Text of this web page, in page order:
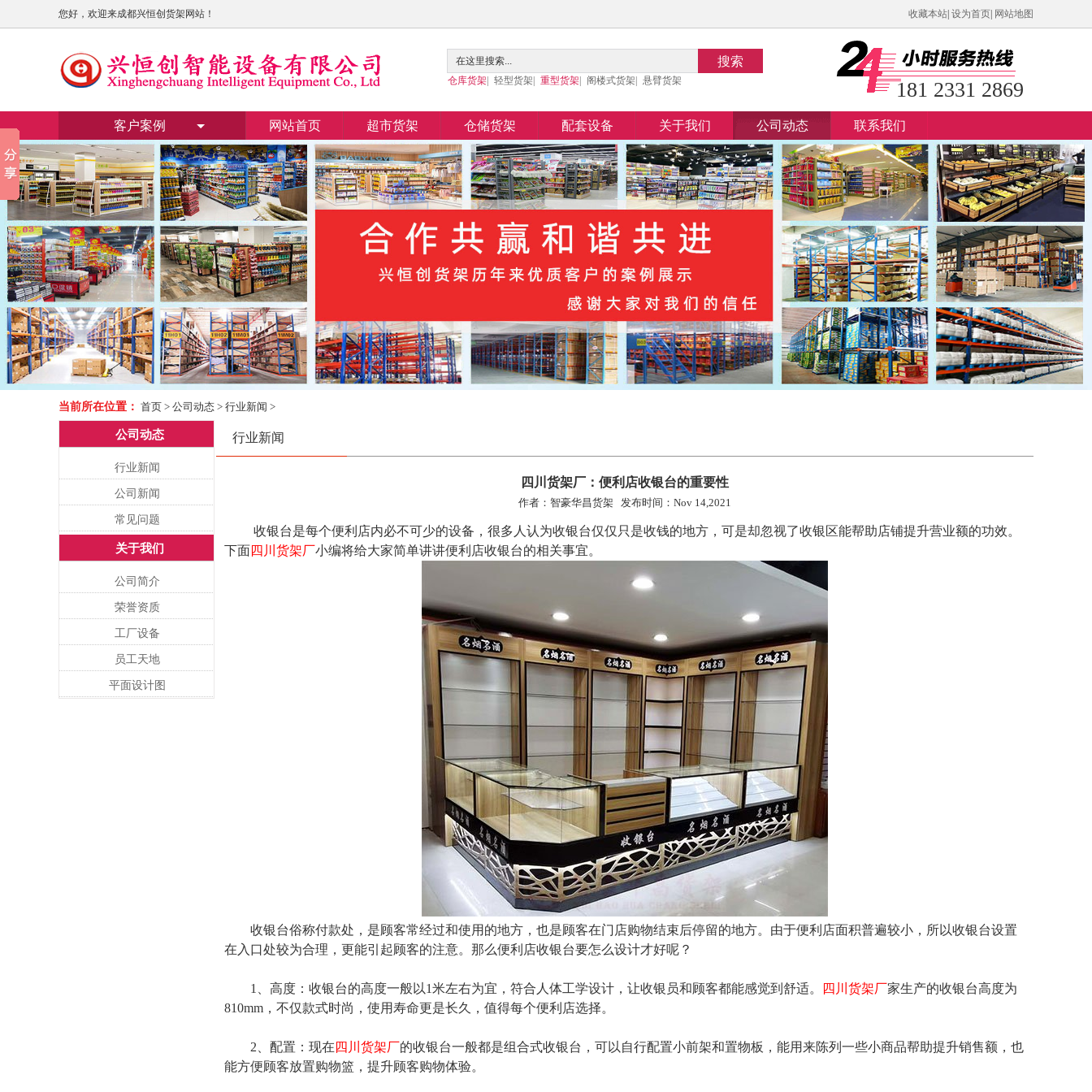
您好，欢迎来成都兴恒创货架网站！ 收藏本站 设为首页 网站地图
搜索
仓库货架 轻型货架 重型货架 阁楼式货架 悬臂货架 181 2331 2869
客户案例 网站首页 超市货架 仓储货架 配套设备 关于我们 公司动态 联系我们
当前所在位置： 首页 > 公司动态 > 行业新闻 >
公司动态
行业新闻
公司新闻
常见问题
关于我们
公司简介
荣誉资质
工厂设备
员工天地
平面设计图
行业新闻
四川货架厂：便利店收银台的重要性
作者：智豪华昌货架 发布时间：Nov 14,2021
收银台是每个便利店内必不可少的设备，很多人认为收银台仅仅只是收钱的地方，可是却忽视了收银区能帮助店铺提升营业额的功效。
下面四川货架厂小编将给大家简单讲讲便利店收银台的相关事宜。
收银台俗称付款处，是顾客常经过和使用的地方，也是顾客在门店购物结束后停留的地方。由于便利店面积普遍较小，所以收银台设置
在入口处较为合理，更能引起顾客的注意。那么便利店收银台要怎么设计才好呢？
1、高度：收银台的高度一般以1米左右为宜，符合人体工学设计，让收银员和顾客都能感觉到舒适。 四川货架厂家生产的收银台高度为
810mm，不仅款式时尚，使用寿命更是长久，值得每个便利店选择。
2、配置：现在 四川货架厂的收银台一般都是组合式收银台，可以自行配置小前架和置物板，能用来陈列一些小商品帮助提升销售额，也
能方便顾客放置购物篮，提升顾客购物体验。